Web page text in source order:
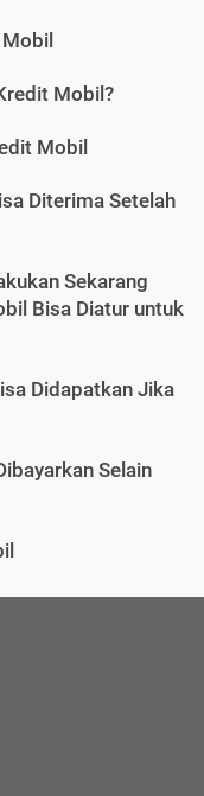
Mobil
Mobil?
Mobil
Diterima Setelah
Sekarang
Bisa Diatur untuk
Didapatkan Jika
Selain